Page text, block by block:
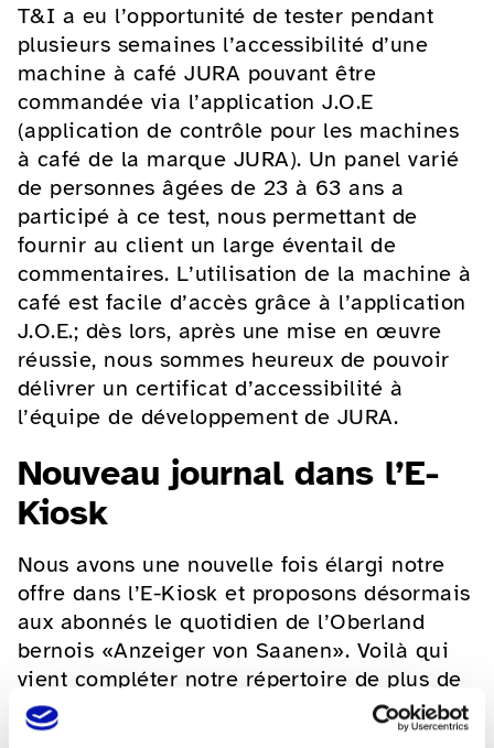
T&I a eu l’opportunité de tester pendant
plusieurs semaines l’accessibilité d’une
machine à café JURA pouvant être
commandée via l’application J.O.E
(application de contrôle pour les machines
à café de la marque JURA). Un panel varié
de personnes âgées de 23 à 63 ans a
participé à ce test, nous permettant de
fournir au client un large éventail de
commentaires. L’utilisation de la machine à
café est facile d’accès grâce à l’application
J.O.E.; dès lors, après une mise en œuvre
réussie, nous sommes heureux de pouvoir
délivrer un certificat d’accessibilité à
l’équipe de développement de JURA.
Nouveau journal dans l’E-
Kiosk
Nous avons une nouvelle fois élargi notre
offre dans l’E-Kiosk et proposons désormais
aux abonnés le quotidien de l’Oberland
bernois «Anzeiger von Saanen». Voilà qui
vient compléter notre répertoire de plus de
70 quotidiens, hebdomadaires et magazines
nationaux et régionaux.